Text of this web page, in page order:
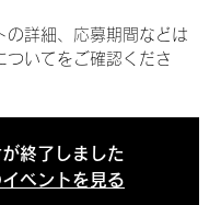
の詳細、応募期間などは
ついてをご確認くださ
終了しました
ベントを見る